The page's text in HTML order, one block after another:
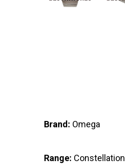
Brand: Omega
Range: Constellation